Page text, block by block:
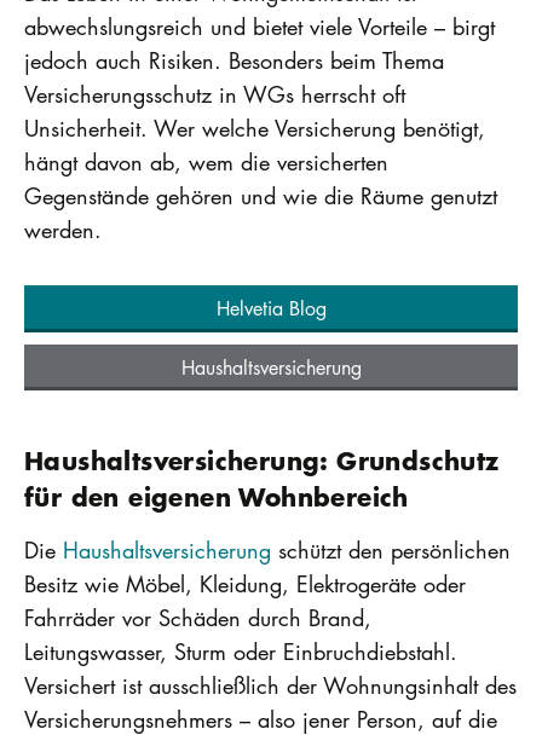
abwechslungsreich und bietet viele Vorteile – birgt
jedoch auch Risiken. Besonders beim Thema
Versicherungsschutz in WGs herrscht oft
Unsicherheit. Wer welche Versicherung benötigt,
hängt davon ab, wem die versicherten
Gegenstände gehören und wie die Räume genutzt
werden.
Helvetia Blog
Haushaltsversicherung
Haushaltsversicherung: Grundschutz
für den eigenen Wohnbereich
Die Haushaltsversicherung schützt den persönlichen
Besitz wie Möbel, Kleidung, Elektrogeräte oder
Fahrräder vor Schäden durch Brand,
Leitungswasser, Sturm oder Einbruchdiebstahl.
Versichert ist ausschließlich der Wohnungsinhalt des
Versicherungsnehmers – also jener Person, auf die